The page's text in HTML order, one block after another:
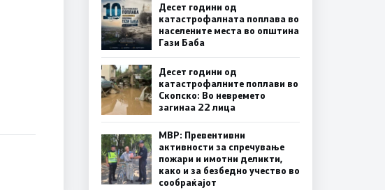
Десет години од
катастрофалната поплава во
населените места во општина
Гази Баба
Десет години од
катастрофалните поплави во
Скопско: Во невремето
загинаа 22 лица
МВР: Превентивни
активности за спречување
пожари и имотни деликти,
како и за безбедно учество во
сообраќајот